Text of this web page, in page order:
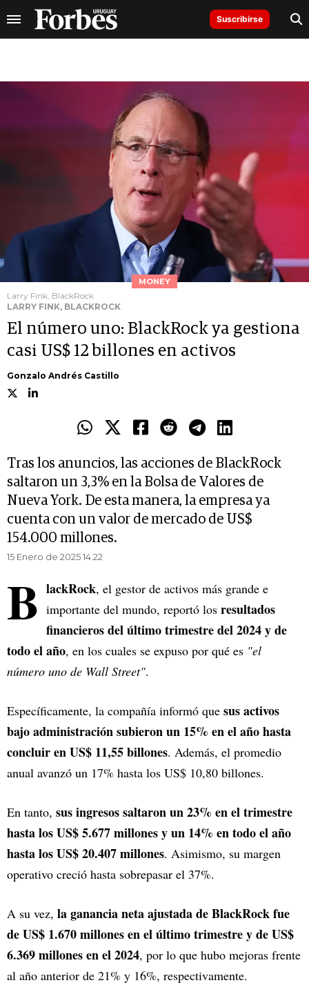
Suscribirse
MONEY
Larry Fink, BlackRock
LARRY FINK, BLACKROCK
El número uno: BlackRock ya gestiona
casi US$ 12 billones en activos
Gonzalo Andrés Castillo
Tras los anuncios, las acciones de BlackRock
saltaron un 3,3% en la Bolsa de Valores de
Nueva York. De esta manera, la empresa ya
cuenta con un valor de mercado de US$
154.000 millones.
15 Enero de 2025 14.22
B lackRock, el gestor de activos más grande e
importante del mundo, reportó los resultados
financieros del último trimestre del 2024 y de
todo el año, en los cuales se expuso por qué es "el
número uno de Wall Street".
Específicamente, la compañía informó que sus activos
bajo administración subieron un 15% en el año hasta
concluir en US$ 11,55 billones. Además, el promedio
anual avanzó un 17% hasta los US$ 10,80 billones.
En tanto, sus ingresos saltaron un 23% en el trimestre
hasta los US$ 5.677 millones y un 14% en todo el año
hasta los US$ 20.407 millones. Asimismo, su margen
operativo creció hasta sobrepasar el 37%.
A su vez, la ganancia neta ajustada de BlackRock fue
de US$ 1.670 millones en el último trimestre y de US$
6.369 millones en el 2024, por lo que hubo mejoras frente
al año anterior de 21% y 16%, respectivamente.